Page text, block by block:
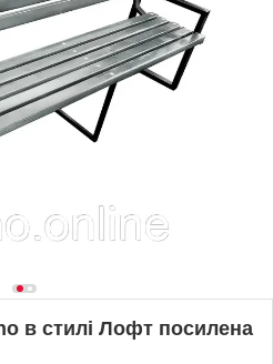
в стилі Лофт посилена